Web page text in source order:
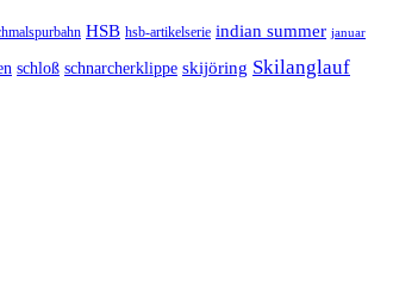
HSB hsb-artikelserie indian summer januar
schloß schnarcherklippe skijöring Skilanglauf